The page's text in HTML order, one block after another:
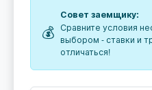
💰
Совет заемщику:
Сравните условия
выбором - ставки и
отличаться!